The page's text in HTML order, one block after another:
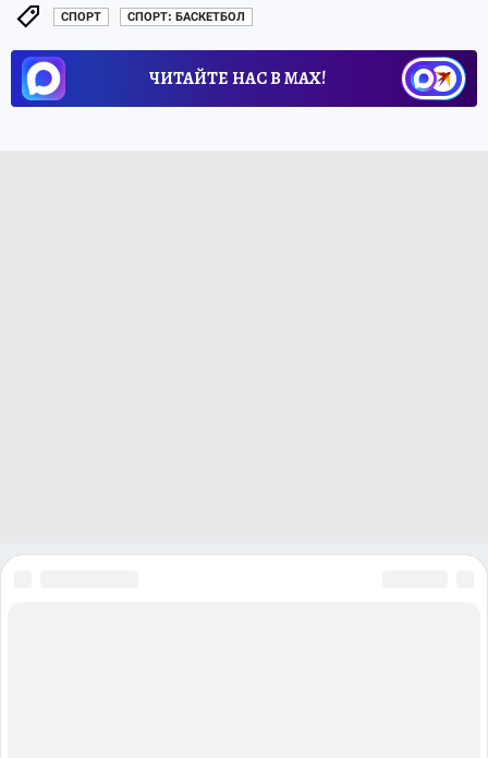
СПОРТ СПОРТ: БАСКЕТБОЛ
ЧИТАЙТЕ НАС В МАХ!